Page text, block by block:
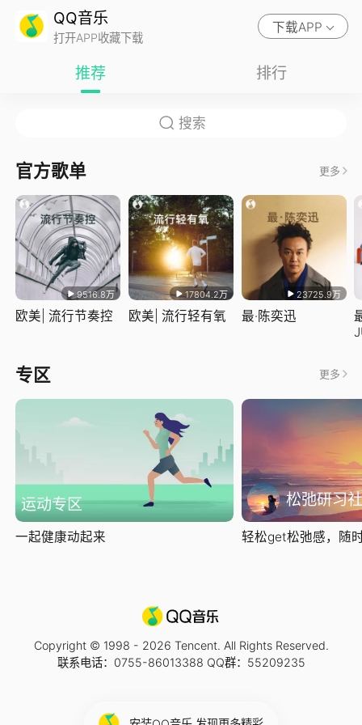
QQ音乐
打开APP收藏下载
下载APP
推荐 排行
官方歌单 更多
9516.8万
欧美| 流行节奏控
17804.2万
欧美| 流行轻有氧
23725.9万
最·陈奕迅
专区 更多
运动专区
一起健康动起来
松弛研习社
轻松get松弛感，随
Copyright © 1998 - 2026 Tencent. All Rights Reserved.
联系电话：0755-86013388 QQ群：55209235